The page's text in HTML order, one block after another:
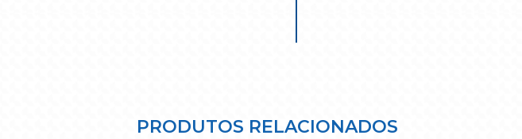
PRODUTOS RELACIONADOS